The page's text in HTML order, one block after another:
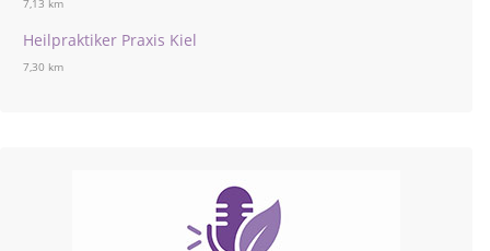
7,13 km
Heilpraktiker Praxis Kiel
7,30 km